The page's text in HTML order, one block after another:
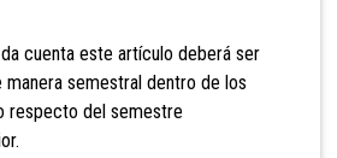
cuenta este artículo deberá ser
semestral dentro de los
respecto del semestre